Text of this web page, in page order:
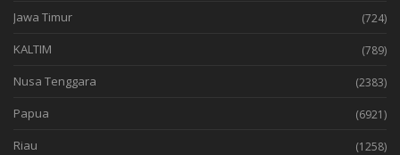
Jawa Timur (724)
KALTIM (789)
Nusa Tenggara (2383)
Papua (6921)
Riau (1258)